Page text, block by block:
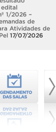
edital
1/2026 –
de
Atividades de
17/07/2026